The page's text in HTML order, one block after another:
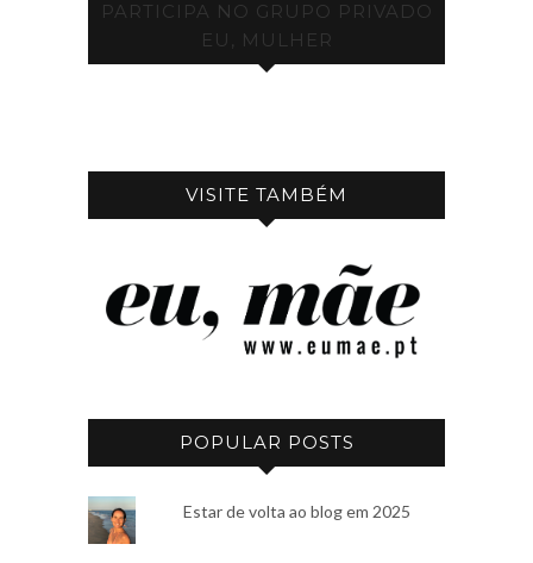
PARTICIPA NO GRUPO PRIVADO
EU, MULHER
VISITE TAMBÉM
POPULAR POSTS
Estar de volta ao blog em 2025